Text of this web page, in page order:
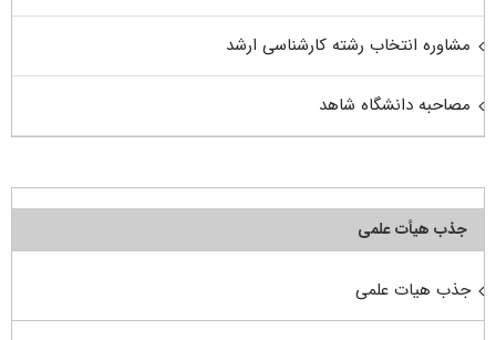
مشاوره انتخاب رشته کارشناسی ارشد
مصاحبه دانشگاه شاهد
جذب هیأت علمی
جذب هیات علمی